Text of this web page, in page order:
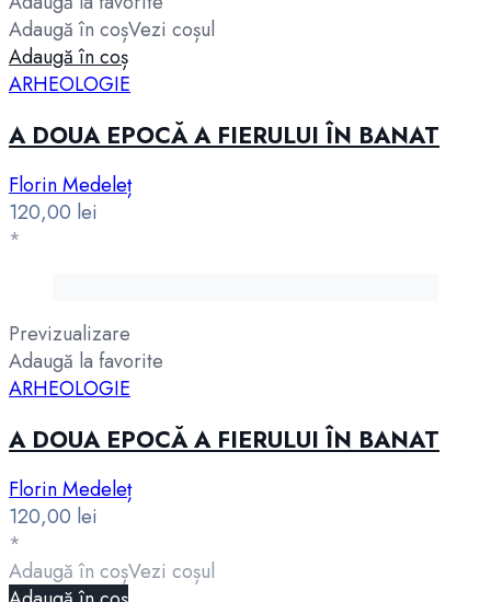
Adaugă în coșVezi coșul
Adaugă în coș
ARHEOLOGIE
A DOUA EPOCĂ A FIERULUI ÎN BANAT
Florin Medeleț
120,00 lei
*
Previzualizare
Adaugă la favorite
ARHEOLOGIE
A DOUA EPOCĂ A FIERULUI ÎN BANAT
Florin Medeleț
120,00 lei
*
Adaugă în coșVezi coșul